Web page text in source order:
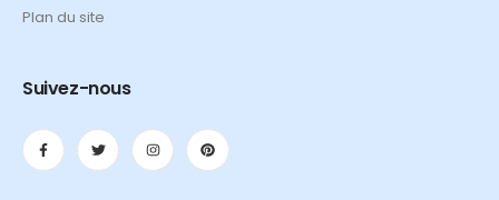
Plan du site
Suivez-nous